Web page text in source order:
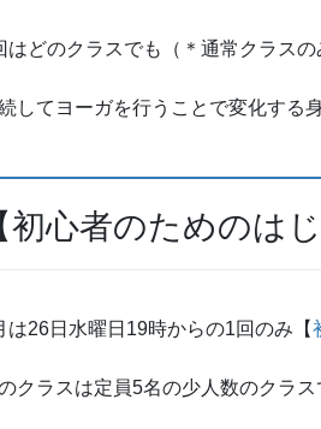
はどのクラスでも（＊通常クラス
してヨーガを行うことで変化する
初心者のためのは
は26日水曜日19時からの1回のみ【
クラスは定員5名の少人数のクラス